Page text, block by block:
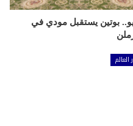
بوتين يستقبل مودي في
العالم